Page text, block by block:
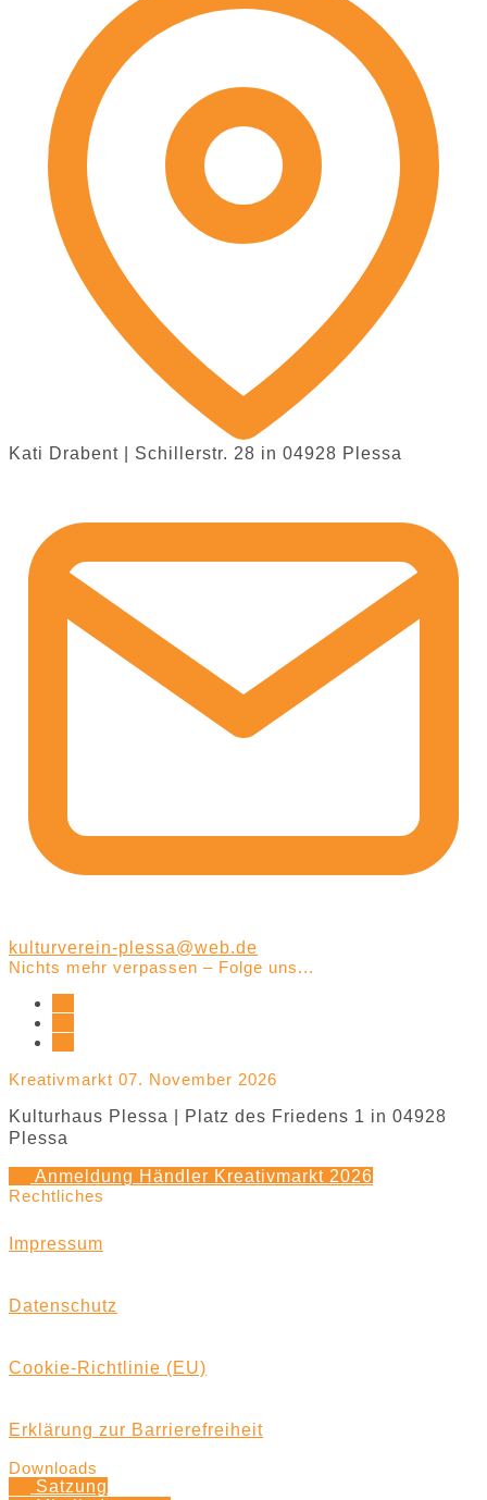
Kati Drabent | Schillerstr. 28 in 04928 Plessa
kulturverein-plessa@web.de
Nichts mehr verpassen – Folge uns...
Kreativmarkt 07. November 2026
Kulturhaus Plessa | Platz des Friedens 1 in 04928
Plessa
Anmeldung Händler Kreativmarkt 2026
Rechtliches
Impressum
Datenschutz
Cookie-Richtlinie (EU)
Erklärung zur Barrierefreiheit
Downloads
Satzung